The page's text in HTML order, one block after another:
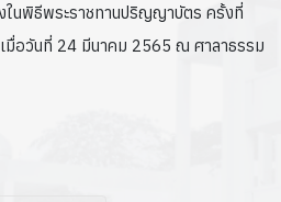
ในพิธีพระราชทานปริญญาบัตร ครั้งที่
มื่อวันที่ 24 มีนาคม 2565 ณ ศาลาธรรม